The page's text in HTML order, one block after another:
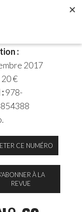
:
2017
20 €
:978-
CE NUMÉRO
À LA
REVUE